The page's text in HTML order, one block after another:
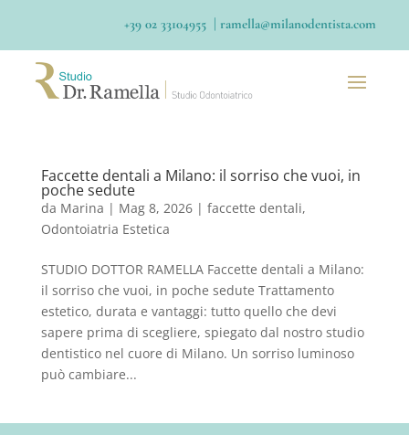
+39 02 33104955 ramella@milanodentista.com
Faccette dentali a Milano: il sorriso che vuoi, in
poche sedute
da Marina | Mag 8, 2026| faccette dentali,
Odontoiatria Estetica
STUDIO DOTTOR RAMELLA Faccette dentali a Milano:
il sorriso che vuoi, in poche sedute Trattamento
estetico, durata e vantaggi: tutto quello che devi
sapere prima di scegliere, spiegato dal nostro studio
dentistico nel cuore di Milano. Un sorriso luminoso
può cambiare...